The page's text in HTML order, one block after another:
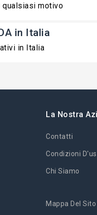
qualsiasi motivo
in Italia
in Italia
La Nostra
Contatti
Condizioni
Chi Siamo
Mappa Del Sito